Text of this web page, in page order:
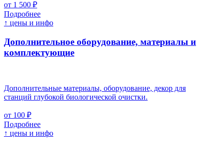
от 1 500 ₽
Подробнее
↑ цены и инфо
Дополнительное оборудование, материалы и
комплектующие
Дополнительные материалы, оборудование, декор для
станций глубокой биологической очистки.
от 100 ₽
Подробнее
↑ цены и инфо